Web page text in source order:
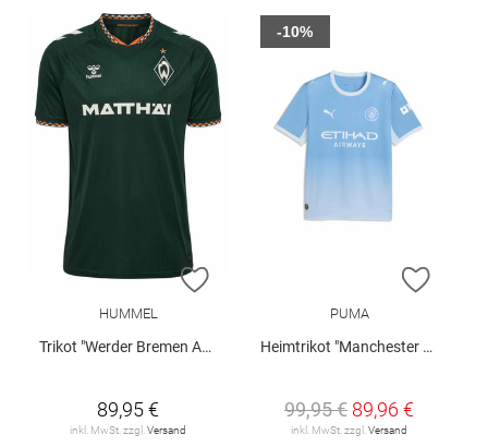
ZUR WUNSCHLISTE HINZUFÜGEN
HUMMEL
Trikot "Werder Bremen Away 26/27"
89,95 €
inkl. MwSt. zzgl. Versand
ZUR
PUMA
Heimtrikot "Manchester City 26/27"
99,95 € 89,96 €
inkl. MwSt. zzgl. Versand
-10%